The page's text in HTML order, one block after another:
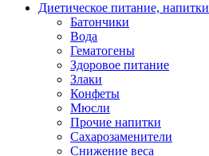
Диетическое питание, напитки
Батончики
Вода
Гематогены
Здоровое питание
Злаки
Конфеты
Мюсли
Прочие напитки
Сахарозаменители
Снижение веса